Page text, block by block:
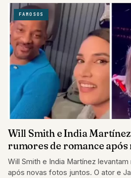
FAMOSOS
Will Smith e India
rumores de romance
Will Smith e India Martínez
após novas fotos juntos. O ator e